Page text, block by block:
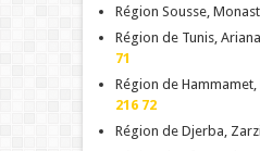
Région Sousse,
Région de Tunis,
71
Région de
216 72
Région de Djerba,